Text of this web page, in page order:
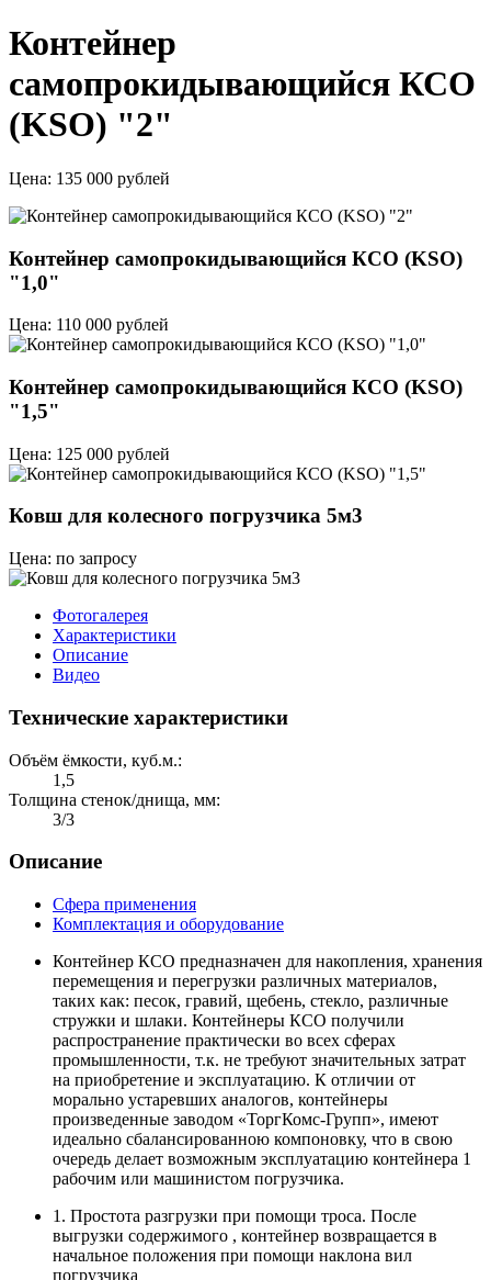
Контейнер
самопрокидывающийся КСО
(KSO) "2"
Цена: 135 000 рублей
Контейнер самопрокидывающийся КСО (KSO)
"1,0"
Цена: 110 000 рублей
Контейнер самопрокидывающийся КСО (KSO)
"1,5"
Цена: 125 000 рублей
Ковш для колесного погрузчика 5м3
Цена: по запросу
Фотогалерея
Характеристики
Описание
Видео
Технические характеристики
Объём ёмкости, куб.м.:
1,5
Толщина стенок/днища, мм:
3/3
Описание
Сфера применения
Комплектация и оборудование
Контейнер КСО предназначен для накопления, хранения
перемещения и перегрузки различных материалов,
таких как: песок, гравий, щебень, стекло, различные
стружки и шлаки. Контейнеры КСО получили
распространение практически во всех сферах
промышленности, т.к. не требуют значительных затрат
на приобретение и эксплуатацию. К отличии от
морально устаревших аналогов, контейнеры
произведенные заводом «ТоргКомс-Групп», имеют
идеально сбалансированною компоновку, что в свою
очередь делает возможным эксплуатацию контейнера 1
рабочим или машинистом погрузчика.
1. Простота разгрузки при помощи троса. После
выгрузки содержимого , контейнер возвращается в
начальное положения при помощи наклона вил
погрузчика